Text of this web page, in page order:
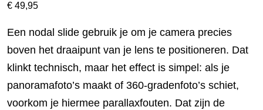
€ 49,95
Een nodal slide gebruik je om je camera precies
boven het draaipunt van je lens te positioneren. Dat
klinkt technisch, maar het effect is simpel: als je
panoramafoto’s maakt of 360-gradenfoto’s schiet,
voorkom je hiermee parallaxfouten. Dat zijn de